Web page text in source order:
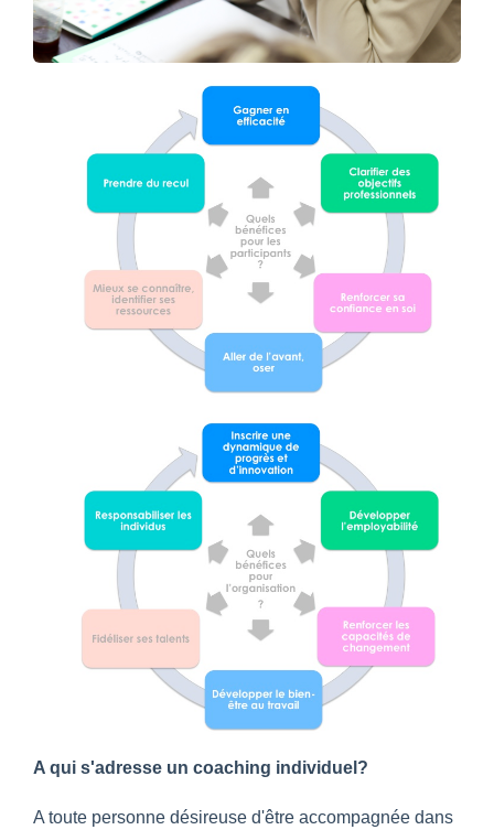
A qui s'adresse un coaching individuel?
A toute personne désireuse d'être accompagnée dans